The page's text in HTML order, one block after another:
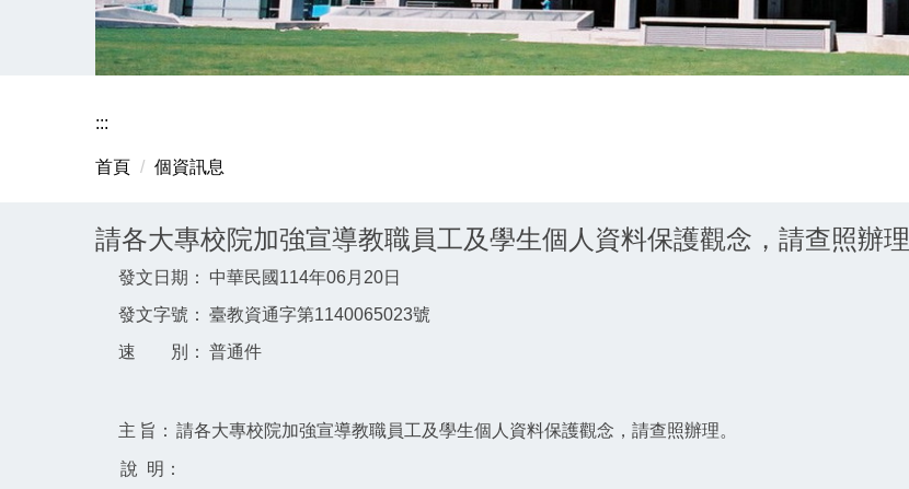
:::
首頁 個資訊息
請各大專校院加強宣導教職員工及學生個人資料保護觀念，請查照辦理
發文日期：
中華民國114年06月20日
發文字號： 臺教資通字第1140065023號
速 別： 普通件
主 旨： 請各大專校院加強宣導教職員工及學生個人資料保護觀念，請查照辦理。
說 明：